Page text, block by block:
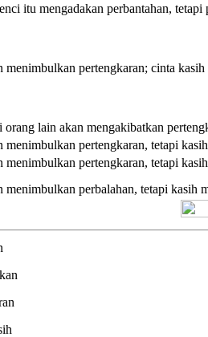
itu mengadakan perbantahan,
menimbulkan pertengkaran; cinta kasih
orang lain akan mengakibatkan
menimbulkan pertengkaran, tetapi
menimbulkan pertengkaran, tetapi
menimbulkan perbalahan, tetapi kasih